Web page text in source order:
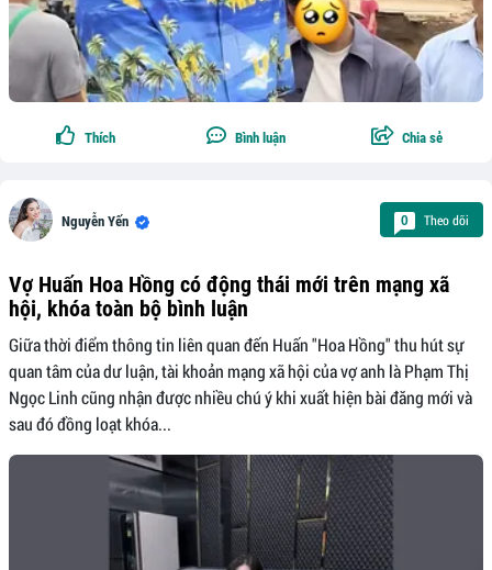
Thích Bình luận Chia sẻ
Nguyễn Yến 0 Theo dõi
Vợ Huấn Hoa Hồng có động thái mới trên mạng xã
hội, khóa toàn bộ bình luận
Giữa thời điểm thông tin liên quan đến Huấn "Hoa Hồng" thu hút sự
quan tâm của dư luận, tài khoản mạng xã hội của vợ anh là Phạm Thị
Ngọc Linh cũng nhận được nhiều chú ý khi xuất hiện bài đăng mới và
sau đó đồng loạt khóa...